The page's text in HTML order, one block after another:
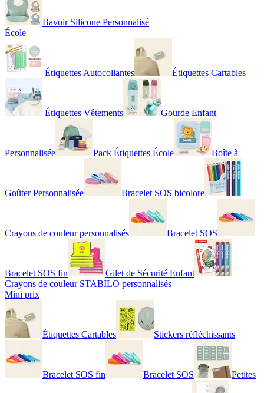
Bavoir Silicone Personnalisé
École
Étiquettes Autocollantes Étiquettes Cartables
Étiquettes Vêtements Gourde Enfant
Personnalisée Pack Étiquettes École Boîte à
Goûter Personnalisée Bracelet SOS bicolore
Crayons de couleur personnalisés Bracelet SOS
Bracelet SOS fin
Gilet de Sécurité Enfant
Crayons de couleur STABILO personnalisés
Mini prix
Étiquettes Cartables Stickers réfléchissants
Bracelet SOS fin Bracelet SOS Petites